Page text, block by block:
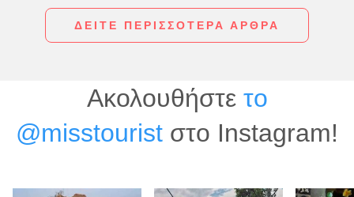
ΔΕΊΤΕ ΠΕΡΙΣΣΌΤΕΡΑ ΆΡΘΡΑ
Ακολουθήστε το
@misstourist στο Instagram!